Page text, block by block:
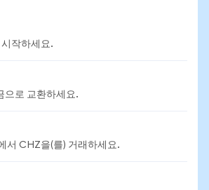
작하세요.
으로 교환하세요.
서 CHZ을(를) 거래하세요.